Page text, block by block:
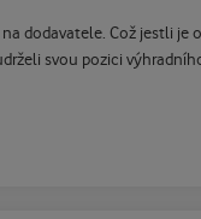
dodavatele. Což jestli je
svou pozici